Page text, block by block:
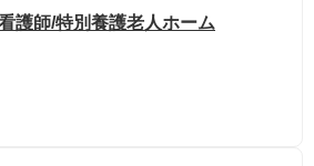
護師/特別養護老人ホーム